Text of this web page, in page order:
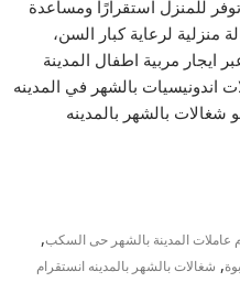
للمنزل استقرارًا ومساعدة
منزلية لرعاية كبار السن،
ايجار مربية اطفال المدينة
اندونيسيات بالشهر في المدينه
بالشهر بالمدينه
عاملات المدينة بالشهر حى السكب,
, شغالات بالشهر بالمدينه انستقرام